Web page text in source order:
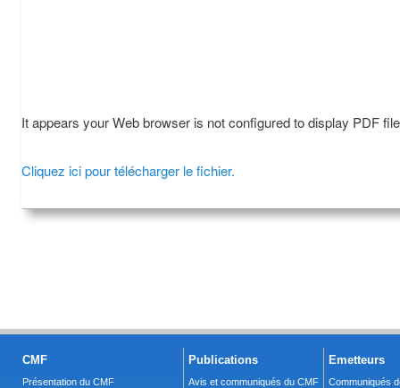
It appears your Web browser is not configured to display PDF
Cliquez ici pour télécharger le fichier.
CMF
Présentation du CMF
Publications
Avis et communiqués du CMF
Emetteurs
Communiqués